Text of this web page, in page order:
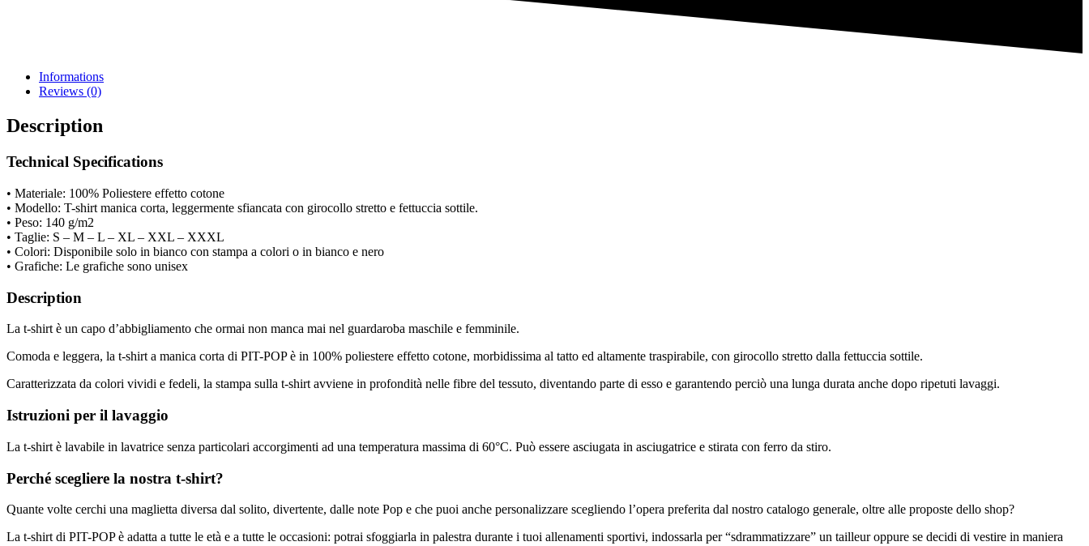
Informations
Reviews (0)
Description
Technical Specifications
• Materiale: 100% Poliestere effetto cotone
• Modello: T-shirt manica corta, leggermente sfiancata con girocollo stretto e fettuccia sottile.
• Peso: 140 g/m2
• Taglie: S – M – L – XL – XXL – XXXL
• Colori: Disponibile solo in bianco con stampa a colori o in bianco e nero
• Grafiche: Le grafiche sono unisex
Description
La t-shirt è un capo d’abbigliamento che ormai non manca mai nel guardaroba maschile e femminile.
Comoda e leggera, la t-shirt a manica corta di PIT-POP è in 100% poliestere effetto cotone, morbidissima al tatto ed altamente traspirabile, con girocollo stretto dalla fettuccia sottile.
Caratterizzata da colori vividi e fedeli, la stampa sulla t-shirt avviene in profondità nelle fibre del tessuto, diventando parte di esso e garantendo perciò una lunga durata anche dopo ripetuti lavaggi.
Istruzioni per il lavaggio
La t-shirt è lavabile in lavatrice senza particolari accorgimenti ad una temperatura massima di 60°C. Può essere asciugata in asciugatrice e stirata con ferro da stiro.
Perché scegliere la nostra t-shirt?
Quante volte cerchi una maglietta diversa dal solito, divertente, dalle note Pop e che puoi anche personalizzare scegliendo l’opera preferita dal nostro catalogo generale, oltre alle proposte dello shop?
La t-shirt di PIT-POP è adatta a tutte le età e a tutte le occasioni: potrai sfoggiarla in palestra durante i tuoi allenamenti sportivi, indossarla per “sdrammatizzare” un tailleur oppure se decidi di vestire in maniera